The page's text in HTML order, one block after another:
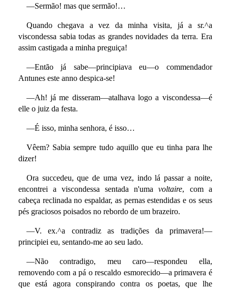
—Sermão! mas que sermão!…
Quando chegava a vez da minha visita, já a sr.^a
viscondessa sabia todas as grandes novidades da terra. Era
assim castigada a minha preguiça!
—Então já sabe—principiava eu—o commendador
Antunes este anno despica-se!
—Ah! já me disseram—atalhava logo a viscondessa—é
elle o juiz da festa.
—É isso, minha senhora, é isso…
Vêem? Sabia sempre tudo aquillo que eu tinha para lhe
dizer!
Ora succedeu, que de uma vez, indo lá passar a noite,
encontrei a viscondessa sentada n'umavoltaire, com a
cabeça reclinada no espaldar, as pernas estendidas e os seus
pés graciosos poisados no rebordo de um brazeiro.
—V. ex.^a contradiz as tradições da primavera!—
principiei eu, sentando-me ao seu lado.
—Não contradigo, meu caro—respondeu ella,
removendo com a pá o rescaldo esmorecido—a primavera é
que está agora conspirando contra os poetas, que lhe